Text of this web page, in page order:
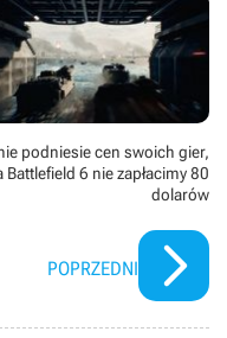
podniesie cen swoich gier,
Battlefield 6 nie zapłacimy 80
dolarów
POPRZEDNI